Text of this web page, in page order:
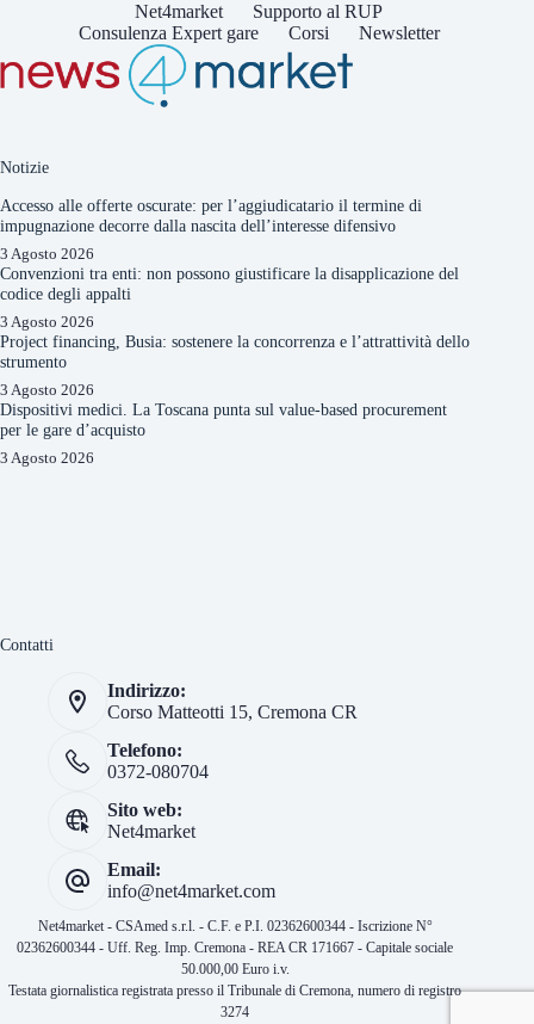
Net4market
Supporto al RUP
Consulenza Expert gare
Corsi Newsletter
Notizie
Accesso alle offerte oscurate: per l’aggiudicatario il termine di
impugnazione decorre dalla nascita dell’interesse difensivo
3 Agosto 2026
Convenzioni tra enti: non possono giustificare la disapplicazione del
codice degli appalti
3 Agosto 2026
Project financing, Busia: sostenere la concorrenza e l’attrattività dello
strumento
3 Agosto 2026
Dispositivi medici. La Toscana punta sul value-based procurement
per le gare d’acquisto
3 Agosto 2026
Contatti
Indirizzo:
Corso Matteotti 15, Cremona CR
Telefono:
0372-080704
Sito web:
Net4market
Email:
info@net4market.com
Net4market - CSAmed s.r.l. - C.F. e P.I. 02362600344 - Iscrizione N°
02362600344 - Uff. Reg. Imp. Cremona - REA CR 171667 - Capitale sociale
50.000,00 Euro i.v.
Testata giornalistica registrata presso il Tribunale di Cremona, numero di registro
3274